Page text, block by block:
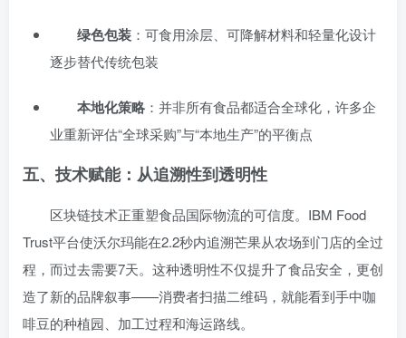
绿色包装 ：可食用涂层、可降解材料和轻量化设计
逐步替代传统包装
本地化策略 ：并非所有食品都适合全球化，许多企
业重新评估“全球采购”与“本地生产”的平衡点
五、技术赋能：从追溯性到透明性
区块链技术正重塑食品国际物流的可信度。IBM Food
Trust平台使沃尔玛能在2.2秒内追溯芒果从农场到门店的全过
程，而过去需要7天。这种透明性不仅提升了食品安全，更创
造了新的品牌叙事——消费者扫描二维码，就能看到手中咖
啡豆的种植园、加工过程和海运路线。